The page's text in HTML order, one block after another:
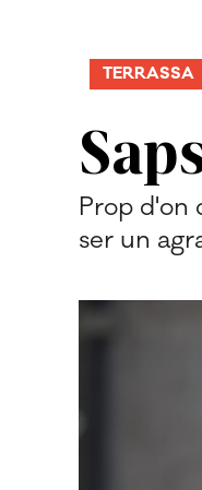
TERRASSA
Prop d'on
ser un